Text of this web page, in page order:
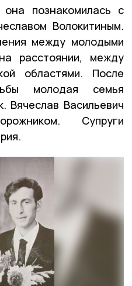
познакомилась с
Волокитиным.
между молодыми
расстоянии, между
областями. После
молодая семья
Вячеслав Васильевич
Супруги